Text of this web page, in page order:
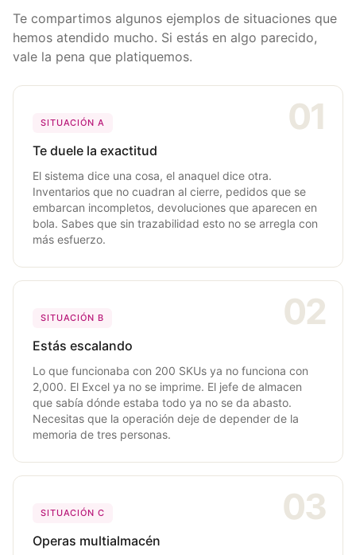
Te compartimos algunos ejemplos de situaciones que
hemos atendido mucho. Si estás en algo parecido,
vale la pena que platiquemos.
01
SITUACIÓN A
Te duele la exactitud
El sistema dice una cosa, el anaquel dice otra.
Inventarios que no cuadran al cierre, pedidos que se
embarcan incompletos, devoluciones que aparecen en
bola. Sabes que sin trazabilidad esto no se arregla con
más esfuerzo.
02
SITUACIÓN B
Estás escalando
Lo que funcionaba con 200 SKUs ya no funciona con
2,000. El Excel ya no se imprime. El jefe de almacen
que sabía dónde estaba todo ya no se da abasto.
Necesitas que la operación deje de depender de la
memoria de tres personas.
03
SITUACIÓN C
Operas multialmacén